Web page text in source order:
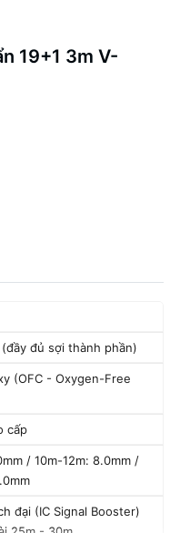
19+1 3m V-
(đầy đủ sợi thành phần)
(OFC - Oxygen-Free
cấp
/ 10m-12m: 8.0mm /
đại (IC Signal Booster)